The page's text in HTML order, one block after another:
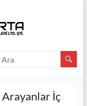
Arayanlar İç